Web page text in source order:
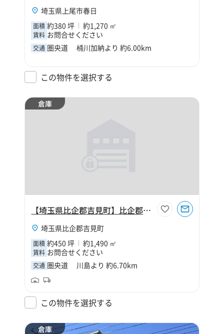
埼玉県上尾市春日
面積 約380 坪 約1,270 ㎡
賃料 お問合せください
交通 圏央道 桶川加納より 約6.00km
この物件を選択する
倉庫
【埼玉県比企郡吉見町】比企郡吉見町大字久保田450坪倉庫
埼玉県比企郡吉見町
面積 約450 坪 約1,490 ㎡
賃料 お問合せください
交通 圏央道 川島より 約6.70km
この物件を選択する
倉庫